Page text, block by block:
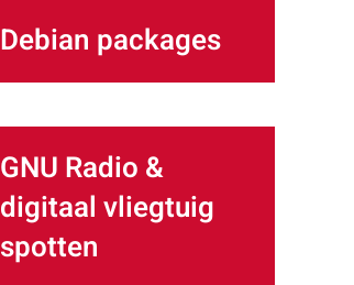
Debian packages
GNU Radio &
digitaal vliegtuig
spotten